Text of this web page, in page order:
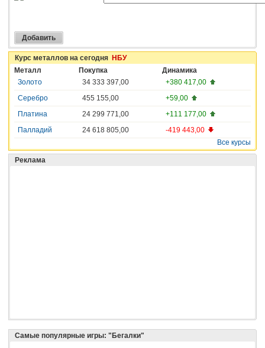
Курс металлов на сегодня НБУ
Металл
Покупка
Динамика
Золото
34 333 397,00
+380 417,00
Серебро
455 155,00
+59,00
Платина
24 299 771,00
+111 177,00
Палладий
24 618 805,00
-419 443,00
Все курсы
Реклама
Самые популярные игры: "Бегалки"